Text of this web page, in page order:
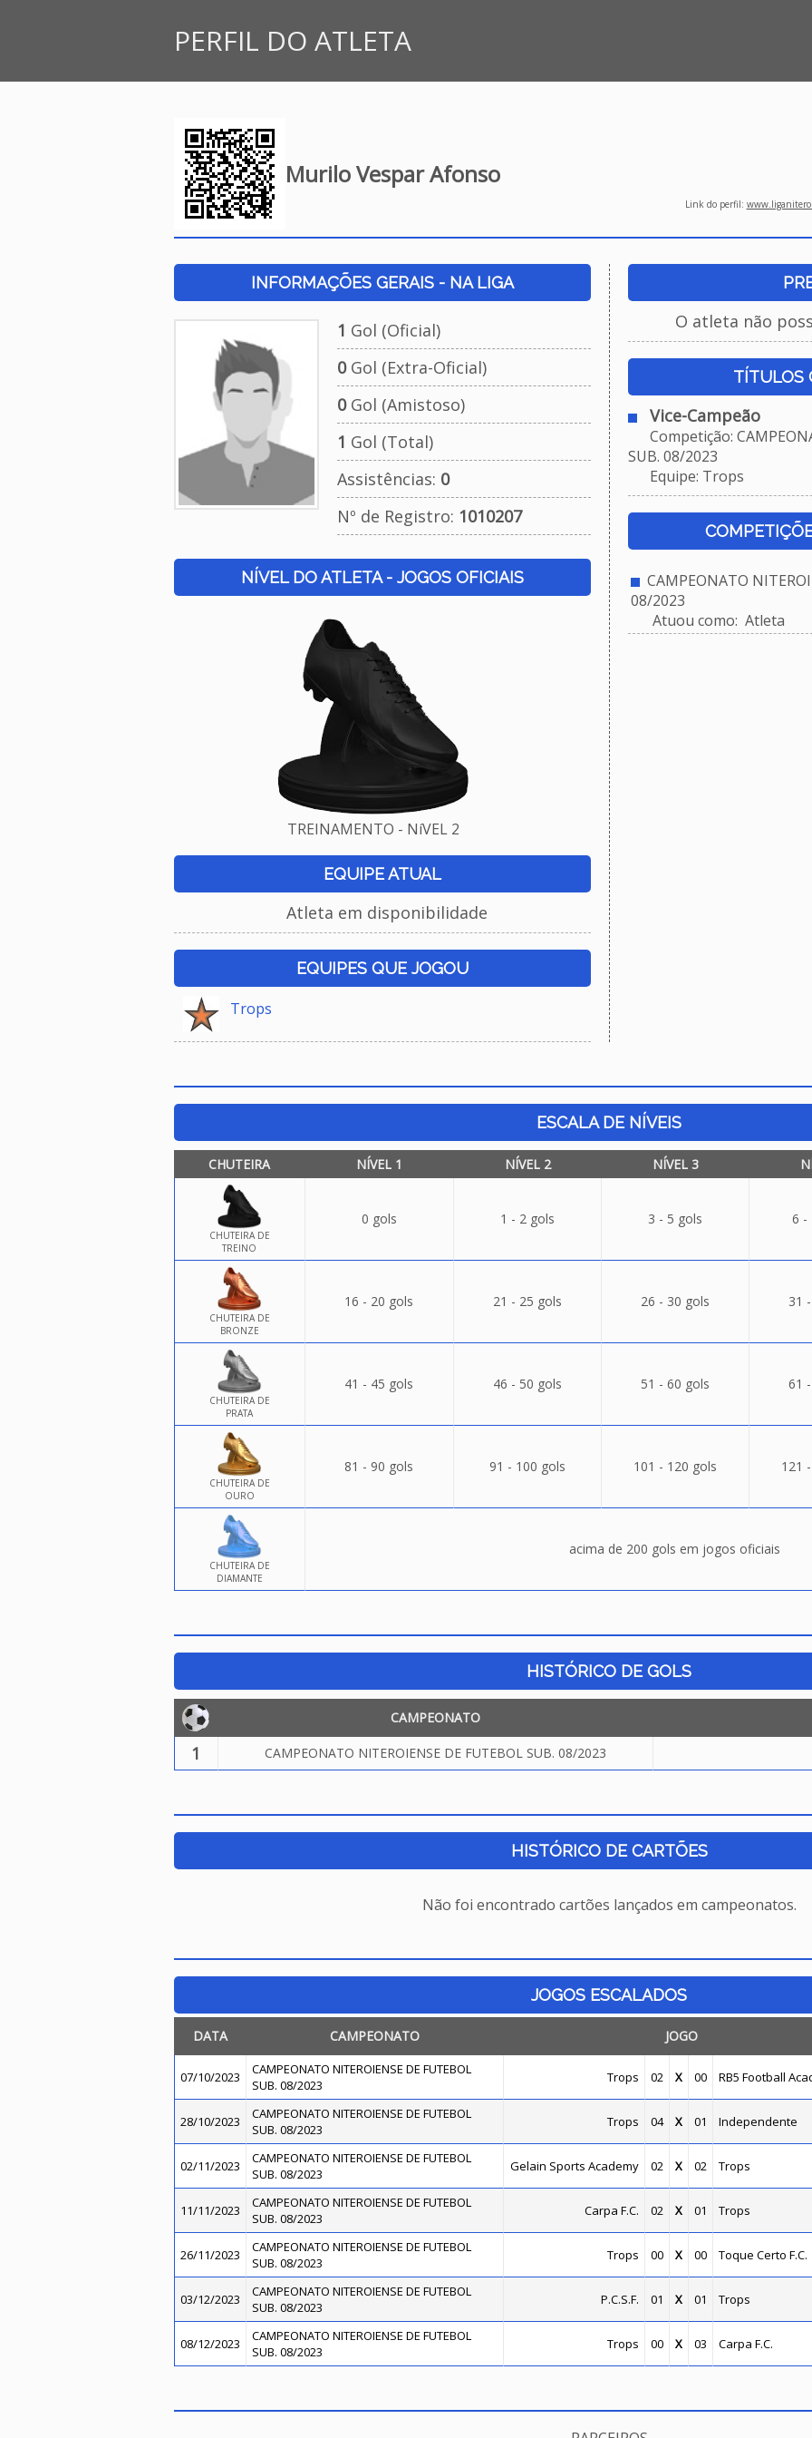
PERFIL DO ATLETA
Murilo Vespar Afonso
Link do perfil:
INFORMAÇÕES GERAIS - NA LIGA
1 Gol (Oficial)
0Gol (Extra-Oficial)
0Gol (Amistoso)
1 Gol (Total)
Assistências: 0
Nº de Registro: 1010207
NÍVEL DO ATLETA - JOGOS OFICIAIS
TREINAMENTO - NíVEL 2
EQUIPE ATUAL
Atleta em disponibilidade
EQUIPES QUE JOGOU
Trops
O atleta não
TÍTULOS
Vice-Campeão
Competição:
SUB. 08/2023
Equipe: Trops
CAMPEONATO
08/2023
Atuou como: Atleta
ESCALA DE NÍVEIS
CHUTEIRA NÍVEL 1 NÍVEL 2 NÍVEL 3
CHUTEIRA DE
TREINO
0 gols 1 - 2 gols 3 - 5 gols 6 -
CHUTEIRA DE
BRONZE
16 - 20 gols 21 - 25 gols 26 - 30 gols 31
CHUTEIRA DE
PRATA
41 - 45 gols 46 - 50 gols 51 - 60 gols 61
CHUTEIRA DE
OURO
81 - 90 gols 91 - 100 gols 101 - 120 gols 121
CHUTEIRA DE
DIAMANTE
acima de 200 gols em jogos oficiais
HISTÓRICO DE GOLS
CAMPEONATO
1 CAMPEONATO NITEROIENSE DE FUTEBOL SUB. 08/2023
HISTÓRICO DE CARTÕES
Não foi encontrado cartões lançados em campeonatos.
JOGOS ESCALADOS
DATA CAMPEONATO JOGO
07/10/2023
CAMPEONATO NITEROIENSE DE FUTEBOL
SUB. 08/2023
Trops 02 X 00 RB5 Football
28/10/2023
CAMPEONATO NITEROIENSE DE FUTEBOL
SUB. 08/2023
Trops 04 X 01 Independente
02/11/2023
CAMPEONATO NITEROIENSE DE FUTEBOL
SUB. 08/2023
Gelain Sports Academy 02 X 02 Trops
11/11/2023
CAMPEONATO NITEROIENSE DE FUTEBOL
SUB. 08/2023
Carpa F.C. 02 X 01 Trops
26/11/2023
CAMPEONATO NITEROIENSE DE FUTEBOL
SUB. 08/2023
Trops 00 X 00 Toque Certo F.C.
03/12/2023
CAMPEONATO NITEROIENSE DE FUTEBOL
SUB. 08/2023
P.C.S.F. 01 X 01 Trops
08/12/2023
CAMPEONATO NITEROIENSE DE FUTEBOL
SUB. 08/2023
Trops 00 X 03 Carpa F.C.